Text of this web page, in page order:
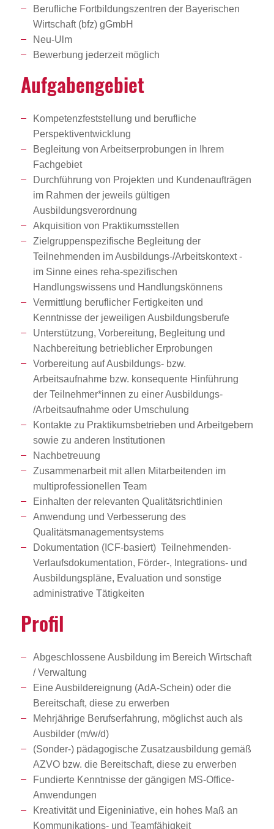
Berufliche Fortbildungszentren der Bayerischen
Wirtschaft (bfz) gGmbH
Neu-Ulm
Bewerbung jederzeit möglich
Aufga­ben­ge­biet
Kompetenzfeststellung und berufliche
Perspektiventwicklung
Begleitung von Arbeitserprobungen in Ihrem
Fachgebiet
Durchführung von Projekten und Kundenaufträgen
im Rahmen der jeweils gültigen
Ausbildungsverordnung
Akquisition von Praktikumsstellen
Zielgruppenspezifische Begleitung der
Teilnehmenden im Ausbildungs-/Arbeitskontext -
im Sinne eines reha-spezifischen
Handlungswissens und Handlungskönnens
Vermittlung beruflicher Fertigkeiten und
Kenntnisse der jeweiligen Ausbildungsberufe
Unterstützung, Vorbereitung, Begleitung und
Nachbereitung betrieblicher Erprobungen
Vorbereitung auf Ausbildungs- bzw.
Arbeitsaufnahme bzw. konsequente Hinführung
der Teilnehmer*innen zu einer Ausbildungs-
/Arbeitsaufnahme oder Umschulung
Kontakte zu Praktikumsbetrieben und Arbeitgebern
sowie zu anderen Institutionen
Nachbetreuung
Zusammenarbeit mit allen Mitarbeitenden im
multiprofessionellen Team
Einhalten der relevanten Qualitätsrichtlinien
Anwendung und Verbesserung des
Qualitätsmanagementsystems
Dokumentation (ICF-basiert) Teilnehmenden-
Verlaufsdokumentation, Förder-, Integrations- und
Ausbildungspläne, Evaluation und sonstige
administrative Tätigkeiten
Profil
Abgeschlossene Ausbildung im Bereich Wirtschaft
/ Verwaltung
Eine Ausbildereignung (AdA-Schein) oder die
Bereitschaft, diese zu erwerben
Mehrjährige Berufserfahrung, möglichst auch als
Ausbilder (m/w/d)
(Sonder-) pädagogische Zusatzausbildung gemäß
AZVO bzw. die Bereitschaft, diese zu erwerben
Fundierte Kenntnisse der gängigen MS-Office-
Anwendungen
Kreativität und Eigeniniative, ein hohes Maß an
Kommunikations- und Teamfähigkeit